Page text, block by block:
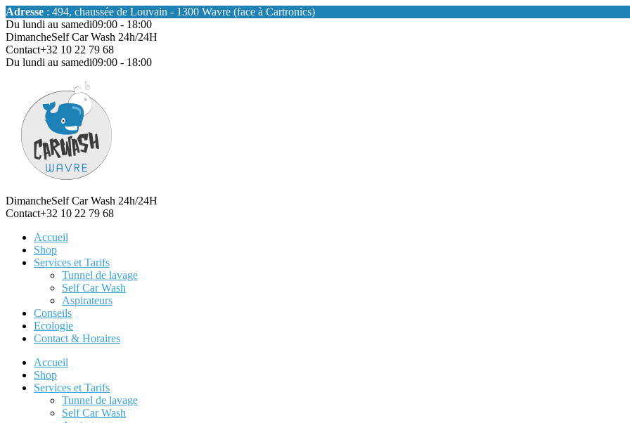
Adresse : 494, chaussée de Louvain - 1300 Wavre (face à Cartronics)
Du lundi au samedi09:00 - 18:00
DimancheSelf Car Wash 24h/24H
Contact+32 10 22 79 68
Du lundi au samedi09:00 - 18:00
DimancheSelf Car Wash 24h/24H
Contact+32 10 22 79 68
Accueil
Shop
Services et Tarifs
Tunnel de lavage
Self Car Wash
Aspirateurs
Conseils
Ecologie
Contact & Horaires
Accueil
Shop
Services et Tarifs
Tunnel de lavage
Self Car Wash